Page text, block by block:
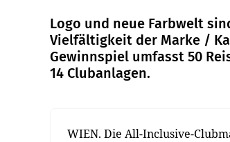
Logo und neue Farbwelt
Vielfältigkeit der Marke /
Gewinnspiel umfasst 50
14 Clubanlagen.
WIEN. Die All-Inclusive-